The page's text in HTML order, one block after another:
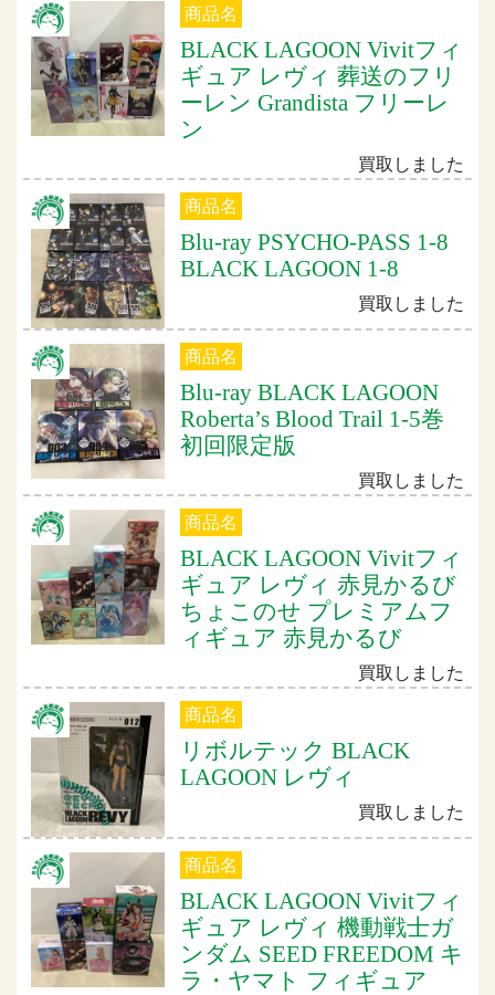
商品名
BLACK LAGOON Vivitフィ
ギュア レヴィ 葬送のフリ
ーレン Grandista フリーレ
ン
買取しました
商品名
Blu-ray PSYCHO-PASS 1-8
BLACK LAGOON 1-8
買取しました
商品名
Blu-ray BLACK LAGOON
Roberta’s Blood Trail 1-5巻
初回限定版
買取しました
商品名
BLACK LAGOON Vivitフィ
ギュア レヴィ 赤見かるび
ちょこのせ プレミアムフ
ィギュア 赤見かるび
買取しました
商品名
リボルテック BLACK
LAGOON レヴィ
買取しました
商品名
BLACK LAGOON Vivitフィ
ギュア レヴィ 機動戦士ガ
ンダム SEED FREEDOM キ
ラ・ヤマト フィギュア